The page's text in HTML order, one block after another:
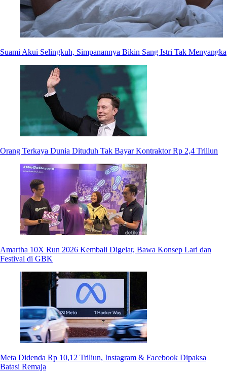
Suami Akui Selingkuh, Simpanannya Bikin Sang Istri Tak Menyangka
Orang Terkaya Dunia Dituduh Tak Bayar Kontraktor Rp 2,4 Triliun
Amartha 10X Run 2026 Kembali Digelar, Bawa Konsep Lari dan
Festival di GBK
Meta Didenda Rp 10,12 Triliun, Instagram & Facebook Dipaksa
Batasi Remaja